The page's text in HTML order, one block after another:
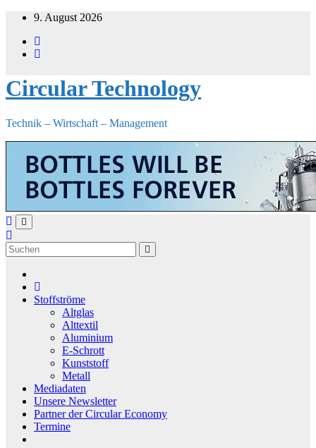
Zum
springen
9. August 2026
Circular Technology
Technik – Wirtschaft – Management
Stoffströme
Altglas
Alttextil
Aluminium
E-Schrott
Kunststoff
Metall
Mediadaten
Unsere Newsletter
Partner der Circular Economy
Termine